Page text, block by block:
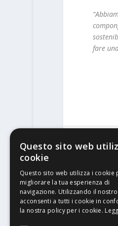
fare
PRECEDENTE
Scatolificio Vec
Questo sito web
cookie
Questo sito web utilizza i cookie
migliorare la tua esperienza di
navigazione. Utilizzando il
acconsenti a tutti i cookie in
la nostra policy per i cookie.